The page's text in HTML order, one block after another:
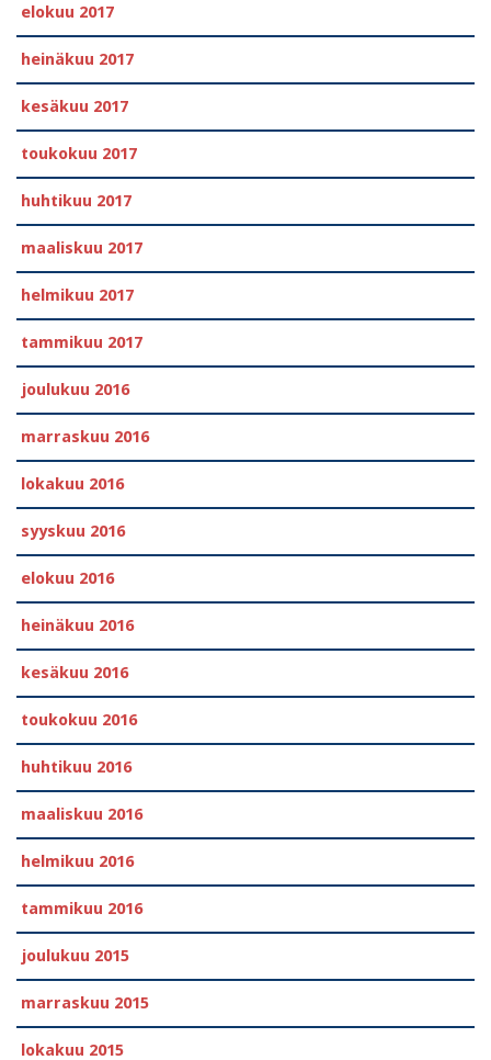
elokuu 2017
heinäkuu 2017
kesäkuu 2017
toukokuu 2017
huhtikuu 2017
maaliskuu 2017
helmikuu 2017
tammikuu 2017
joulukuu 2016
marraskuu 2016
lokakuu 2016
syyskuu 2016
elokuu 2016
heinäkuu 2016
kesäkuu 2016
toukokuu 2016
huhtikuu 2016
maaliskuu 2016
helmikuu 2016
tammikuu 2016
joulukuu 2015
marraskuu 2015
lokakuu 2015